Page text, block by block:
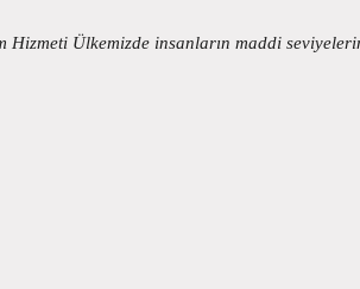
Ülkemizde insanların maddi